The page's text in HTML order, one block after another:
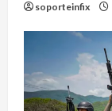
soporteinfix